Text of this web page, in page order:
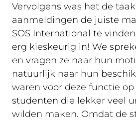
Vervolgens was het de
aanmeldingen de juiste
SOS International te
erg kieskeurig in! We
en vragen ze naar hun
natuurlijk naar hun
waren voor deze functie
studenten die lekker veel
wilden maken. Omdat de